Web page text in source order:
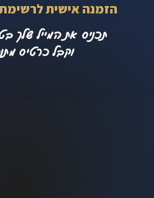
הזמנה אישית
תכניס את המייל שלך
וקבל כרטיס